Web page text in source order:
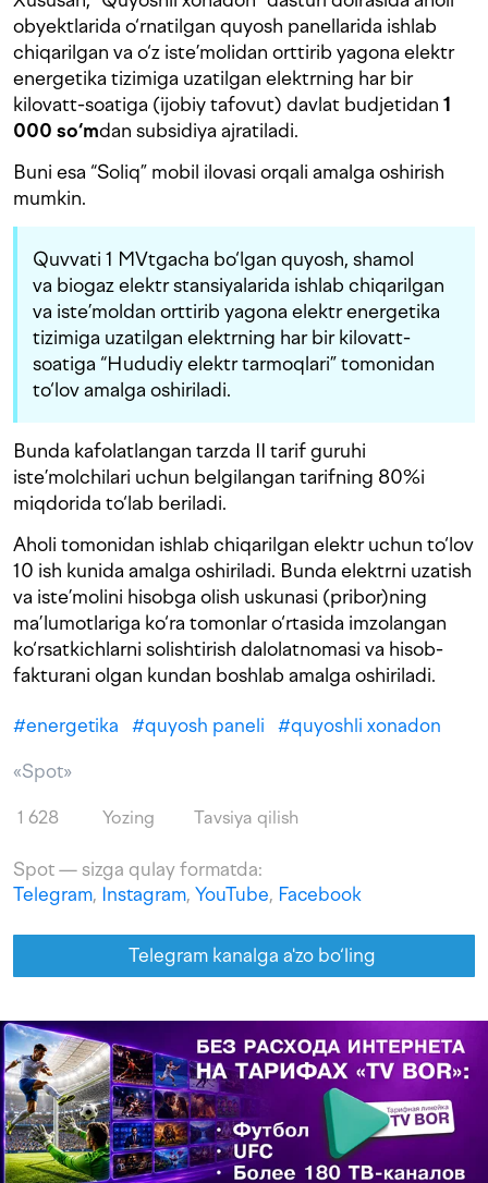
obyektlarida o‘rnatilgan quyosh panellarida ishlab
chiqarilgan va o‘z iste’molidan orttirib yagona elektr
energetika tizimiga uzatilgan elektrning har bir
kilovatt-soatiga (ijobiy tafovut) davlat budjetidan 1
000 so‘mdan subsidiya ajratiladi.
Buni esa “Soliq” mobil ilovasi orqali amalga oshirish
mumkin.
Quvvati 1 MVtgacha bo‘lgan quyosh, shamol
va biogaz elektr stansiyalarida ishlab chiqarilgan
va iste’moldan orttirib yagona elektr energetika
tizimiga uzatilgan elektrning har bir kilovatt-
soatiga “Hududiy elektr tarmoqlari” tomonidan
to‘lov amalga oshiriladi.
Bunda kafolatlangan tarzda II tarif guruhi
iste’molchilari uchun belgilangan tarifning 80%i
miqdorida to‘lab beriladi.
Aholi tomonidan ishlab chiqarilgan elektr uchun to‘lov
10 ish kunida amalga oshiriladi. Bunda elektrni uzatish
va iste’molini hisobga olish uskunasi (pribor)ning
ma’lumotlariga ko‘ra tomonlar o‘rtasida imzolangan
ko‘rsatkichlarni solishtirish dalolatnomasi va hisob-
fakturani olgan kundan boshlab amalga oshiriladi.
#energetika #quyosh paneli #quyoshli xonadon
«Spot»
1 628 Yozing Tavsiya qilish
Spot — sizga qulay formatda:
Telegram, Instagram, YouTube, Facebook
Telegram kanalga a'zo bo‘ling